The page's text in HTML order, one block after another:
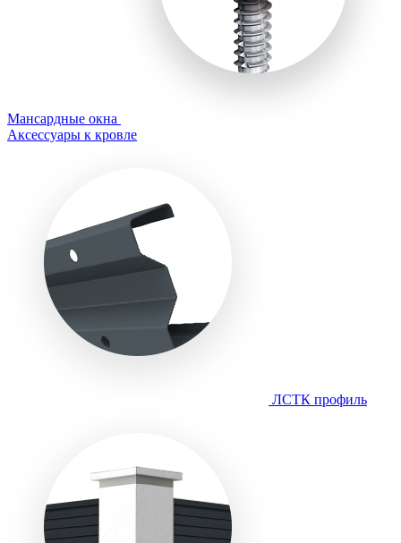
Мансардные окна
Аксессуары к кровле
ЛСТК профиль